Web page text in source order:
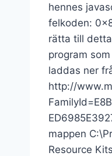
hennes
felkoden:
rätta till
program
laddas ner
http://
mappen
Resource